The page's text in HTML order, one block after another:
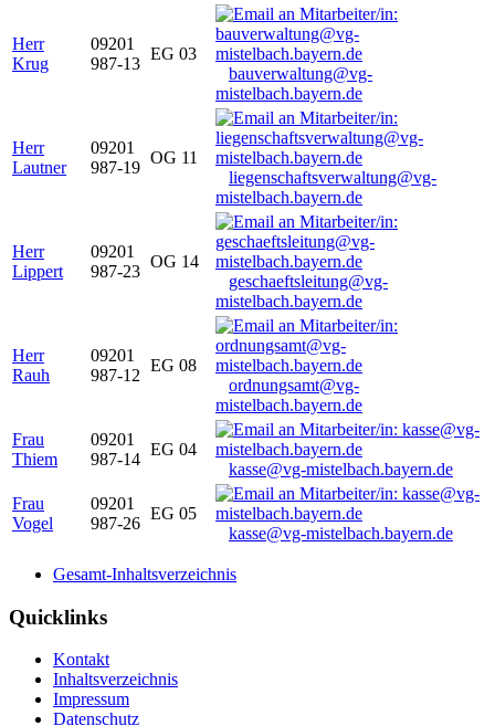
Herr
Krug
09201
987-13
EG 03
bauverwaltung@vg-
mistelbach.bayern.de
Herr
Lautner
09201
987-19
OG 11
liegenschaftsverwaltung@vg-
mistelbach.bayern.de
Herr
Lippert
09201
987-23
OG 14
geschaeftsleitung@vg-
mistelbach.bayern.de
Herr
Rauh
09201
987-12
EG 08
ordnungsamt@vg-
mistelbach.bayern.de
Frau
Thiem
09201
987-14
EG 04
kasse@vg-mistelbach.bayern.de
Frau
Vogel
09201
987-26
EG 05
kasse@vg-mistelbach.bayern.de
Gesamt-Inhaltsverzeichnis
Quicklinks
Kontakt
Inhaltsverzeichnis
Impressum
Datenschutz